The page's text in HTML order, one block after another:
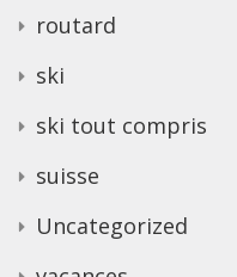
routard
ski
ski tout compris
suisse
Uncategorized